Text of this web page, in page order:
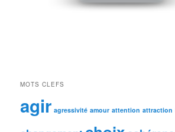
MOTS CLEFS
agir agressivité amour attention attraction